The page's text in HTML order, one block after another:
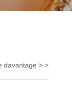
davantage > >